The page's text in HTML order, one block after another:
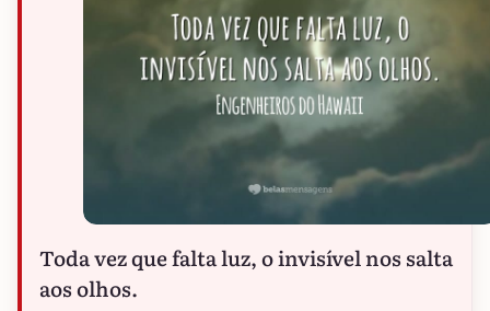
Toda vez que falta luz, o invisível nos salta
aos olhos.